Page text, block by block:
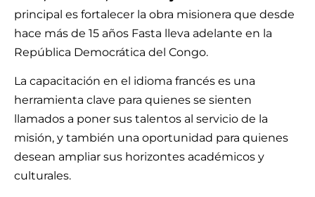
principal es fortalecer la obra misionera que desde
hace más de 15 años Fasta lleva adelante en la
República Democrática del Congo.
La capacitación en el idioma francés es una
herramienta clave para quienes se sienten
llamados a poner sus talentos al servicio de la
misión, y también una oportunidad para quienes
desean ampliar sus horizontes académicos y
culturales.